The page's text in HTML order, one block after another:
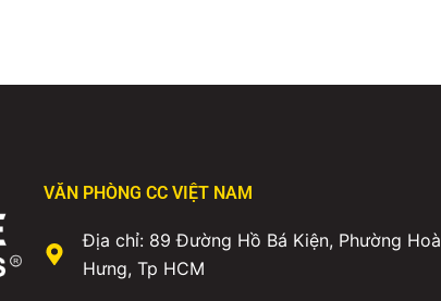
VĂN PHÒNG CC VIỆT NAM
Địa chỉ: 89 Đường Hồ Bá Kiện, Phường Hoà
Hưng, Tp HCM